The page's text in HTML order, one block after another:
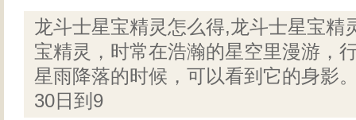
龙斗士星宝精灵怎么得,龙斗士星宝精
宝精灵，时常在浩瀚的星空里漫游，
星雨降落的时候，可以看到它的身影
30日到9